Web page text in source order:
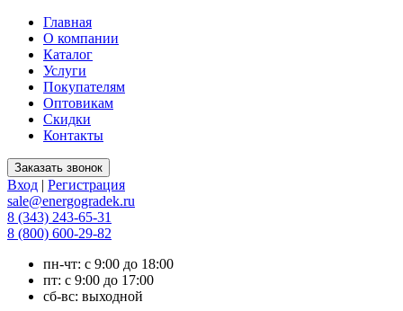
Главная
О компании
Каталог
Услуги
Покупателям
Оптовикам
Скидки
Контакты
Вход | Регистрация
sale@energogradek.ru
8 (343) 243-65-31
8 (800) 600-29-82
пн-чт: с 9:00 до 18:00
пт: с 9:00 до 17:00
сб-вс: выходной